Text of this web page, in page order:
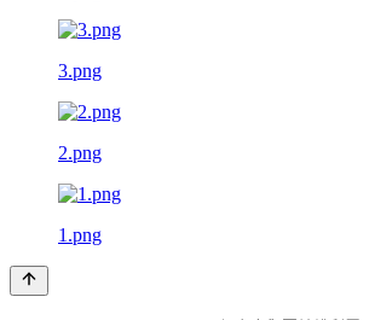
3.png
2.png
1.png